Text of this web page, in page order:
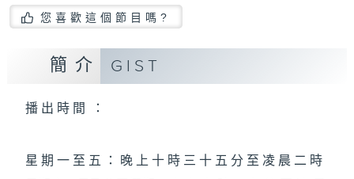
您喜歡這個節目嗎?
簡介 GIST
播 出 時 間 ：
星 期 一 至 五 ： 晚 上 十 時 三 十 五 分 至 凌 晨 二 時